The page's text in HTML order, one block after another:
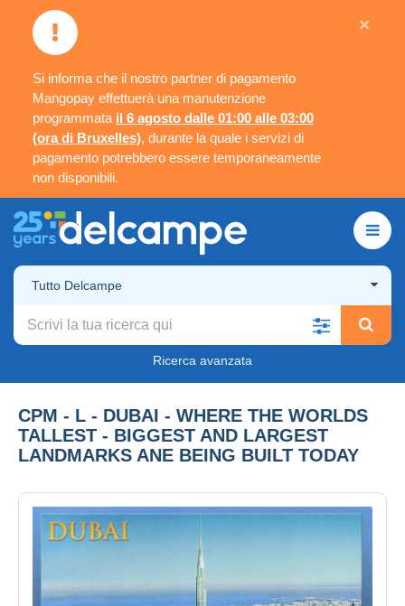
Si informa che il nostro partner di pagamento
Mangopay effettuerà una manutenzione
programmata il 6 agosto dalle 01:00 alle 03:00
(ora di Bruxelles), durante la quale i servizi di
pagamento potrebbero essere temporaneamente
non disponibili.
×
Tutto Delcampe
Ricerca avanzata
CPM - L - DUBAI - WHERE THE WORLDS
TALLEST - BIGGEST AND LARGEST
LANDMARKS ANE BEING BUILT TODAY